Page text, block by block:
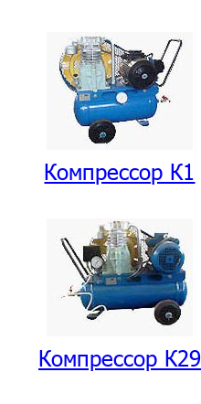
Компрессор К1
Компрессор К29